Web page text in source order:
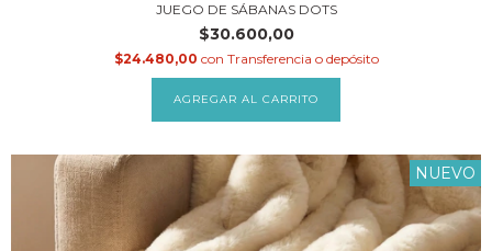
JUEGO DE SÁBANAS DOTS
$30.600,00
$24.480,00 con Transferencia o depósito
AGREGAR AL CARRITO
NUEVO